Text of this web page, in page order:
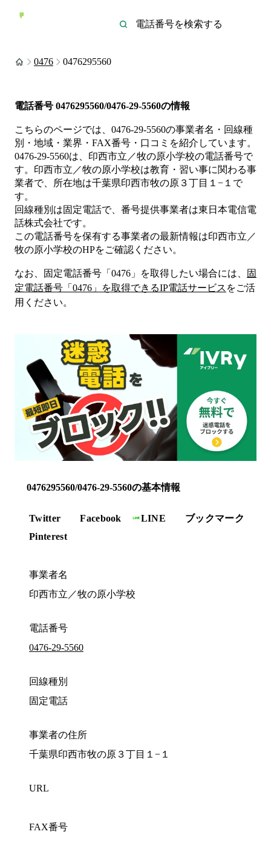
0476 0476295560
電話番号 0476295560/0476-29-5560の情報
こちらのページでは、 0476-29-5560の事業者名・回線種
別・地域・業界・FAX番号・口コミを紹介しています。
0476-29-5560は、 印西市立／牧の原小学校の電話番号で
す。 印西市立／牧の原小学校は教育・習い事に関わる事
業者で、所在地は千葉県印西市牧の原３丁目１−１ で
す。
回線種別は固定電話で、番号提供事業者は東日本電信電
話株式会社です。
この電話番号を保有する事業者の最新情報は印西市立／
牧の原小学校のHPをご確認ください。
なお、固定電話番号「 0476 」を取得したい場合には、
固
定電話番号「 0476 」を取得できるIP電話サービス をご活
用ください。
0476295560/0476-29-5560の基本情報
Twitter Facebook LINE
ブックマーク
Pinterest
事業者名
印西市立／牧の原小学校
電話番号
0476-29-5560
回線種別
固定電話
事業者の住所
千葉県印西市牧の原３丁目１−１
URL
FAX番号